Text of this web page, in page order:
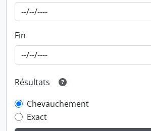
Fin
Résultats
Chevauchement
Exact